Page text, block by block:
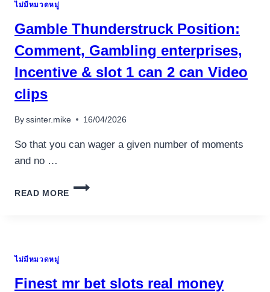
BONUS
GAMBLING
ENTERPRISES
WITH
NO
ไม่มีหมวดหมู่
Gamble Thunderstruck Position:
Comment, Gambling enterprises,
Incentive & slot 1 can 2 can Video
clips
By ssinter.mike 16/04/2026
So that you can wager a given number of moments
and no …
READ MORE
GAMBLE
SLOT
ไม่มีหมวดหมู่
Finest mr bet slots real money